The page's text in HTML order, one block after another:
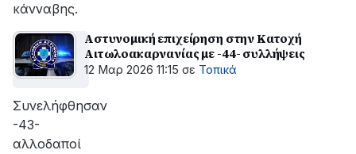
κάνναβης.
Αστυνομική επιχείρηση στην Κατοχή
Αιτωλοακαρνανίας με -44- συλλήψεις
12 Μαρ 2026 11:15 σε Τοπικά
Συνελήφθησαν
-43-
αλλοδαποί